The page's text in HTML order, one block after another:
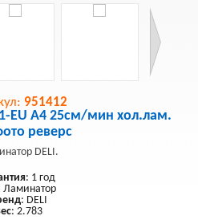
951412
EU A4 25см/мин хол.лам.
реверс
DELI.
: 1 год
Ламинатор
: DELI
: 2.783